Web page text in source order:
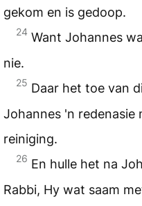
gekom en is gedoop.
24 Want Johannes
nie.
25 Daar het toe van
Johannes 'n
reiniging.
26 En hulle het na
Rabbi, Hy wat saam